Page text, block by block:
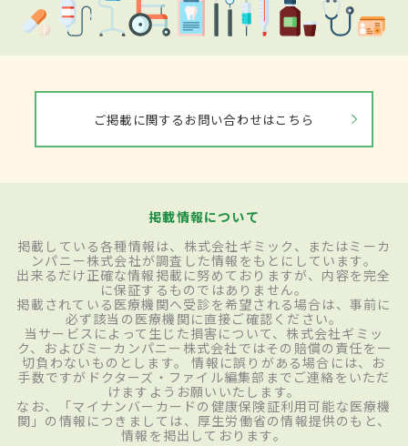
ご掲載に関するお問い合わせはこちら
掲載情報について
掲載している各種情報は、株式会社ギミック、またはミーカ
ンパニー株式会社が調査した情報をもとにしています。
出来るだけ正確な情報掲載に努めておりますが、内容を完全
に保証するものではありません。
掲載されている医療機関へ受診を希望される場合は、事前に
必ず該当の医療機関に直接ご確認ください。
当サービスによって生じた損害について、株式会社ギミッ
ク、およびミーカンパニー株式会社ではその賠償の責任を一
切負わないものとします。 情報に誤りがある場合には、お
手数ですがドクターズ・ファイル編集部までご連絡をいただ
けますようお願いいたします。
なお、「マイナンバーカードの健康保険証利用可能な医療機
関」の情報につきましては、厚生労働省の情報提供のもと、
情報を掲出しております。